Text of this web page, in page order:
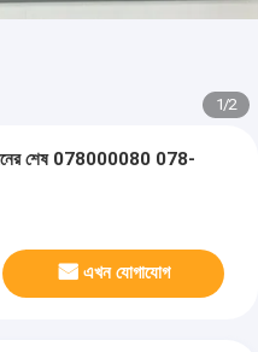
1/2
শেষ 078000080 078-
এখন যোগাযোগ